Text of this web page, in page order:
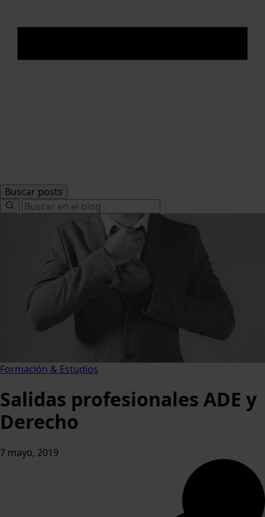
Buscar posts
Search
for:
Formación & Estudios
Salidas profesionales ADE y
Derecho
7 mayo, 2019